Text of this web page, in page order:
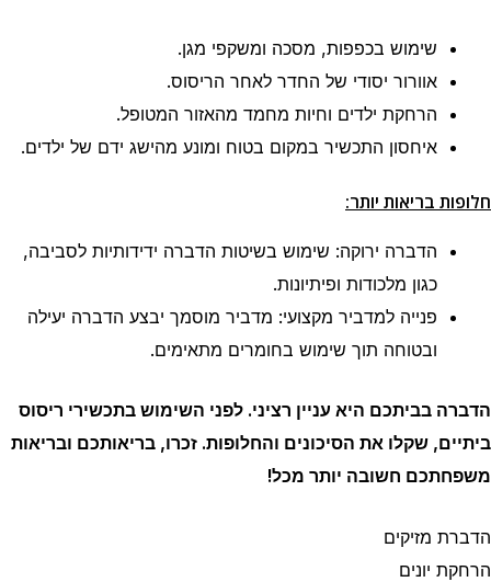
שימוש בכפפות, מסכה ומשקפי מגן.
אוורור יסודי של החדר לאחר הריסוס.
הרחקת ילדים וחיות מחמד מהאזור המטופל.
איחסון התכשיר במקום בטוח ומונע מהישג ידם של ילדים.
חלופות בריאות יותר:
הדברה ירוקה: שימוש בשיטות הדברה ידידותיות לסביבה,
כגון מלכודות ופיתיונות.
פנייה למדביר מקצועי: מדביר מוסמך יבצע הדברה יעילה
ובטוחה תוך שימוש בחומרים מתאימים.
הדברה בביתכם היא עניין רציני. לפני השימוש בתכשירי ריסוס
ביתיים, שקלו את הסיכונים והחלופות. זכרו, בריאותכם ובריאות
משפחתכם חשובה יותר מכל!
הדברת מזיקים
הרחקת יונים